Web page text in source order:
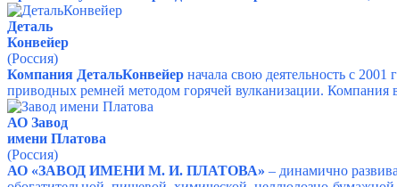
Деталь
Конвейер
(Россия)
Компания ДетальКонвейер начала свою деятельность с
приводных ремней методом горячей вулканизации.
АО Завод
имени Платова
(Россия)
АО «ЗАВОД ИМЕНИ М. И. ПЛАТОВА» – динамично